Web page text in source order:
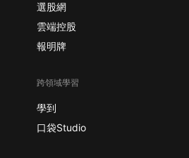
選股網
雲端控股
報明牌
跨領域學習
學到
口袋Studio